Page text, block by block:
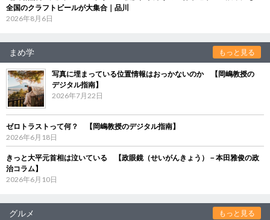
全国のクラフトビールが大集合｜品川
2026年8月6日
まめ学 もっと見る
写真に埋まっている位置情報はおっかないのか 【岡嶋教授の
デジタル指南】
2026年7月22日
ゼロトラストって何？ 【岡嶋教授のデジタル指南】
2026年6月18日
きっと大平元首相は泣いている 【政眼鏡（せいがんきょう）－本田雅俊の政
治コラム】
2026年6月10日
グルメ もっと見る